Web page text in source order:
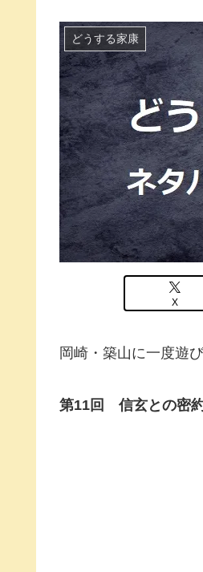
どうする家康
X
岡崎・築山に一度遊
第11回 信玄との密